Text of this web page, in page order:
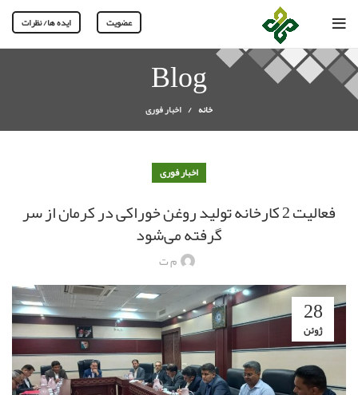
عضویت ایده ها/ نظرات
Blog
خانه اخبار فوری
اخبار فوری
فعالیت 2 کارخانه تولید روغن خوراکی در کرمان از سر
گرفته می‌شود
م ت
28
ژوئن